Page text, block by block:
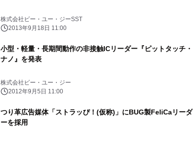
株式会社ビー・ユー・ジーSST
2013年9月18日 11:00
小型・軽量・長期間動作の非接触ICリーダー『ピットタッチ・
ナノ』を発表
株式会社ビー・ユー・ジー
2012年9月5日 11:00
つり革広告媒体「ストラッぴ！(仮称)」にBUG製FeliCaリーダ
ーを採用